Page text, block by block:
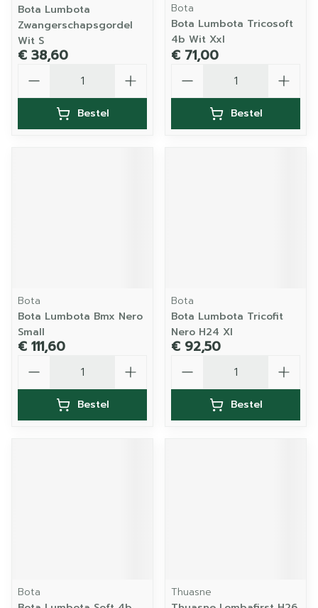
Bota Lumbota
Zwangerschapsgordel
Wit S
€ 38,60
Bestel
Bota
Bota Lumbota Tricosoft
4b Wit Xxl
€ 71,00
Bestel
Bota
Bota Lumbota Bmx Nero
Small
€ 111,60
Bestel
Bota
Bota Lumbota Tricofit
Nero H24 Xl
€ 92,50
Bestel
Bota
Thuasne